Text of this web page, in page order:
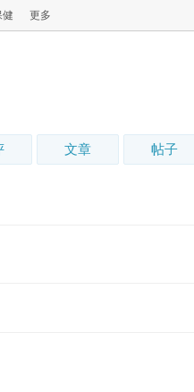
健 更多
文章 帖子